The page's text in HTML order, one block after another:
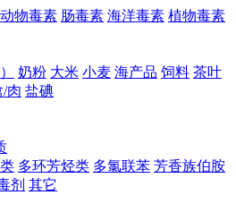
动物毒素 肠毒素 海洋毒素 植物毒素
奶粉 大米 小麦 海产品 饲料 茶叶
/肉 盐碘
多环芳烃类 多氯联苯 芳香族伯胺
剂 其它